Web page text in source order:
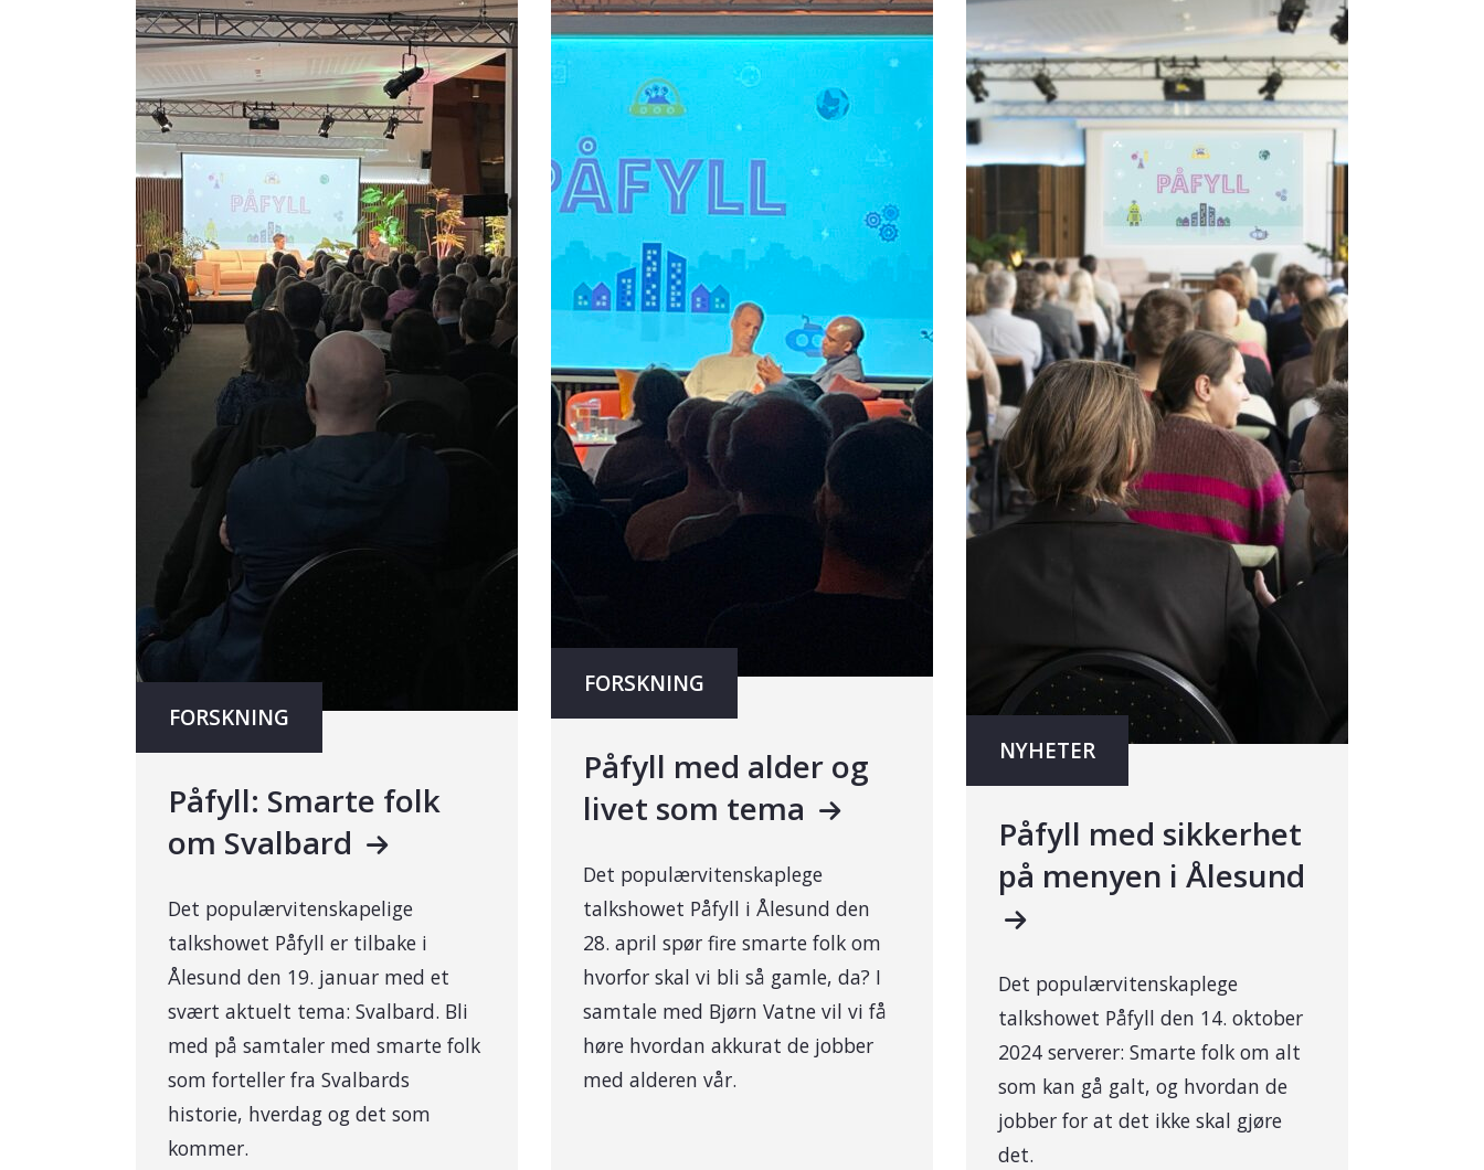
FORSKNING
Påfyll: Smarte folk
om Svalbard
Det populærvitenskapelige
talkshowet Påfyll er tilbake i
Ålesund den 19. januar med et
svært aktuelt tema: Svalbard. Bli
med på samtaler med smarte folk
som forteller fra Svalbards
historie, hverdag og det som
kommer.
FORSKNING
Påfyll med alder og
livet som tema
Det populærvitenskaplege
talkshowet Påfyll i Ålesund den
28. april spør fire smarte folk om
hvorfor skal vi bli så gamle, da? I
samtale med Bjørn Vatne vil vi få
høre hvordan akkurat de jobber
med alderen vår.
NYHETER
Påfyll med sikkerhet
på menyen i Ålesund
Det populærvitenskaplege
talkshowet Påfyll den 14. oktober
2024 serverer: Smarte folk om alt
som kan gå galt, og hvordan de
jobber for at det ikke skal gjøre
det.